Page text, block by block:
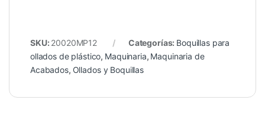
SKU: 20020MP12 Categorías: Boquillas para
ollados de plástico, Maquinaria, Maquinaria de
Acabados, Ollados y Boquillas